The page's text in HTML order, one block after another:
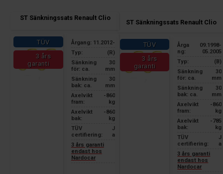
ST Sänkningssats Renault Clio
TÜV
3 års
garanti
Årgang: 11.2012-
Typ:
(R)
Sänkning
för: ca.
30
mm
Sänkning
bak: ca.
30
mm
Axelvikt
fram:
-860
kg
Axelvikt
bak:
-860
kg
TÜV
certifiering:
J
a
3 års garanti
endast hos
Nardocar
ST Sänkningssats Renault Clio
TÜV
3 års
garanti
Årga
ng:
09.1998-
05.2005
Typ:
(B)
Sänkning
för: ca.
30
mm
Sänkning
bak: ca.
30
mm
Axelvikt
fram:
-860
kg
Axelvikt
bak:
-785
kg
TÜV
certifiering:
J
a
3 års garanti
endast hos
Nardocar